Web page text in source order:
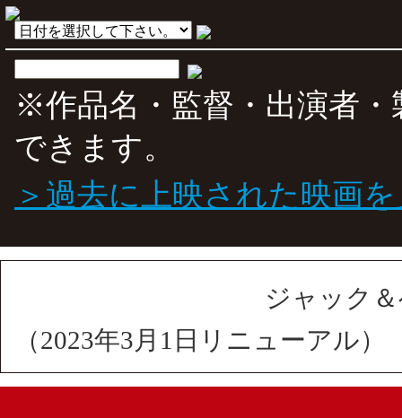
※作品名・監督・出演者
できます。
＞過去に上映された映画
ジャック
（2023年3月1日リニューアル）